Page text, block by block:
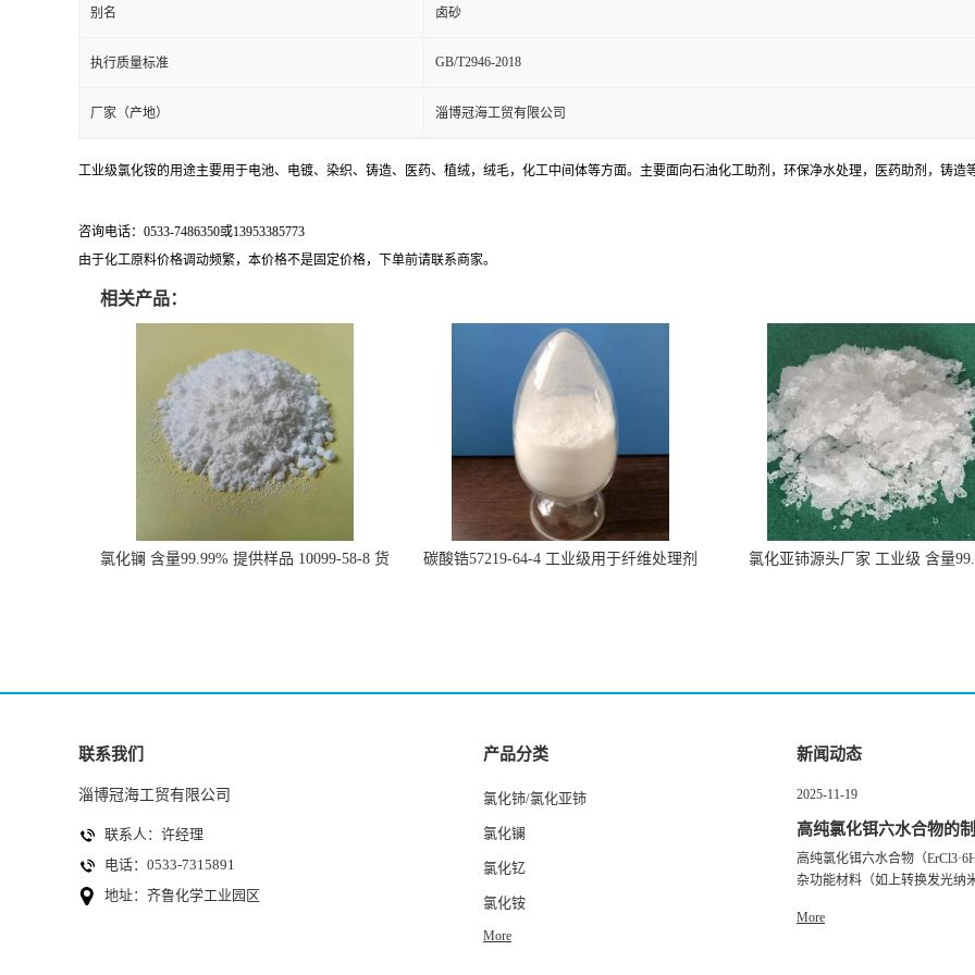
别名 卤砂
执行质量标准 GB/T2946-2018
厂家（产地） 淄博冠海工贸有限公司
工业级氯化铵的用途主要用于电池、电镀、染织、铸造、医药、植绒，绒毛，化工中间体等方面。主要面向石油化工助剂，环保净水处理，医药助剂，铸造
咨询电话：0533-7486350或13953385773
由于化工原料价格调动频繁，本价格不是固定价格，下单前请联系商家。
相关产品：
氯化镧 含量99.99% 提供样品 10099-58-8 货
碳酸锆57219-64-4 工业级用于纤维处理剂
氯化亚铈源头厂家 工业级 含量
联系我们
淄博冠海工贸有限公司
联系人：许经理
电话：0533-7315891
地址：齐鲁化学工业园区
产品分类
氯化铈/氯化亚铈
氯化镧
氯化钇
氯化铵
More
新闻动态
2025-11-19
高纯氯化铒六水合物的
控制要点
高纯氯化铒六水合物（
杂功能材料（如上转换发光纳
More